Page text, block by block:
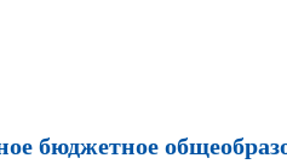
бюджетное